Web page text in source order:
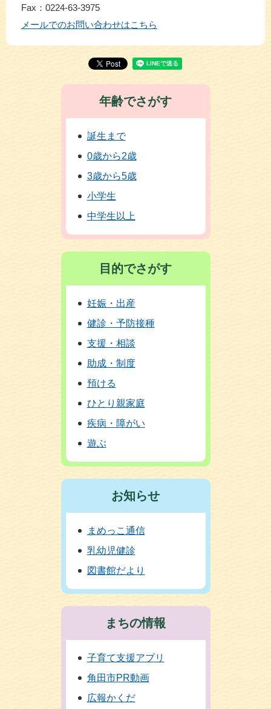
Fax：0224-63-3975
メールでのお問い合わせはこちら
年齢でさがす
誕生まで
0歳から2歳
3歳から5歳
小学生
中学生以上
目的でさがす
妊娠・出産
健診・予防接種
支援・相談
助成・制度
預ける
ひとり親家庭
疾病・障がい
遊ぶ
お知らせ
まめっこ通信
乳幼児健診
図書館だより
まちの情報
子育て支援アプリ
角田市PR動画
広報かくだ